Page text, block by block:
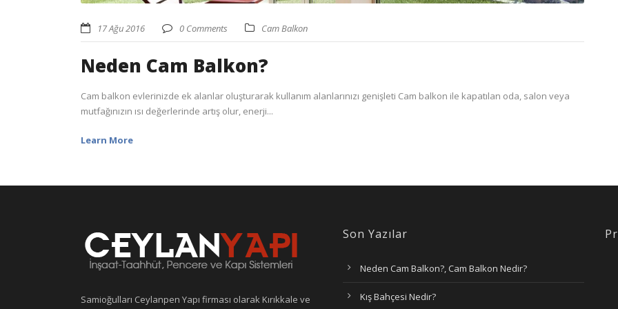
17 Ağu 2016 0 Comments Cam Balkon
Neden Cam Balkon?
Cam balkon evlerinizde ek alanlar oluşturarak kullanım alanlarınızı genişleti Cam balkon ile kapatılan oda, salon veya
mutfağınızın ısı değerlerinde artış olur, enerji...
Learn More
Samioğulları Ceylanpen Yapı firması olarak Kırıkkale ve
Son Yazılar
Neden Cam Balkon?, Cam Balkon Nedir?
Kış Bahçesi Nedir?